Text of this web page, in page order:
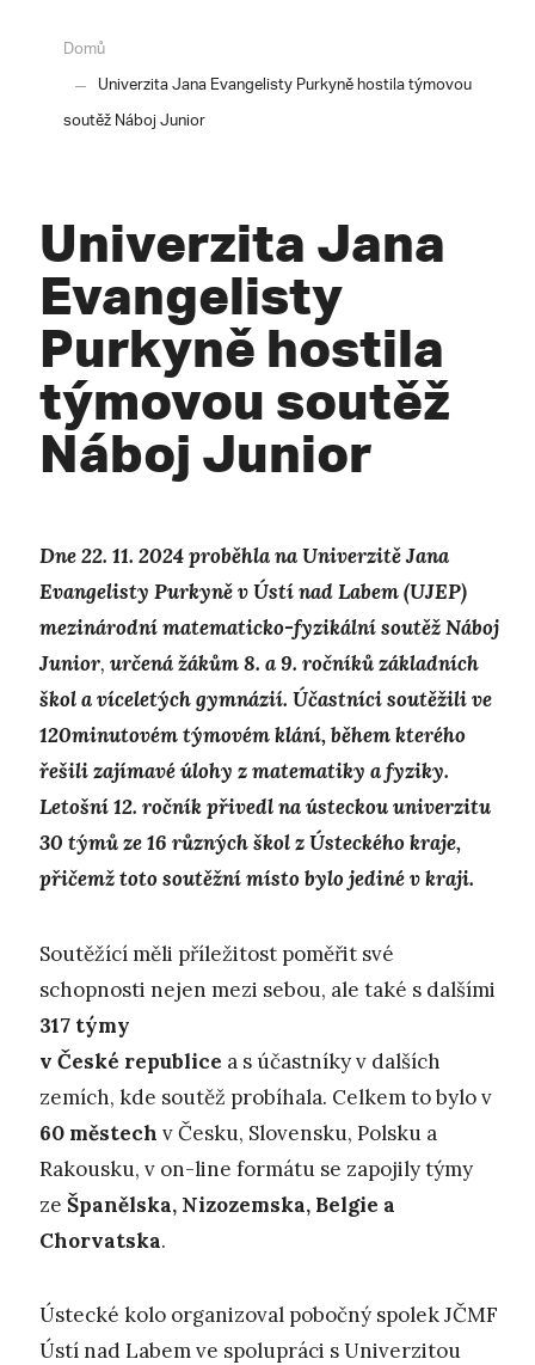
Domů
Univerzita Jana Evangelisty Purkyně hostila týmovou
soutěž Náboj Junior
Univerzita Jana
Evangelisty
Purkyně hostila
týmovou soutěž
Náboj Junior
Dne 22. 11. 2024 proběhla na Univerzitě Jana
Evangelisty Purkyně v Ústí nad Labem (UJEP)
mezinárodní matematicko-fyzikální soutěž Náboj
Junior, určená žákům 8. a 9. ročníků základních
škol a víceletých gymnázií. Účastníci soutěžili ve
120minutovém týmovém klání, během kterého
řešili zajímavé úlohy z matematiky a fyziky.
Letošní 12. ročník přivedl na ústeckou univerzitu
30 týmůze16 různých škol z Ústeckého kraje,
přičemž toto soutěžní místo bylo jediné v kraji.
Soutěžící měli příležitost poměřit své
schopnosti nejen mezi sebou, ale také s dalšími
317 týmy
v České republice a s účastníky v dalších
zemích, kde soutěž probíhala. Celkem to bylo v
60 městech v Česku, Slovensku, Polsku a
Rakousku, v on-line formátu se zapojily týmy
ze Španělska, Nizozemska, Belgie a
Chorvatska.
Ústecké kolo organizoval pobočný spolek JČMF
Ústí nad Labem ve spolupráci s Univerzitou